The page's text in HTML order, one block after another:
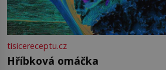
tisicereceptu.cz
Hříbková omáčka